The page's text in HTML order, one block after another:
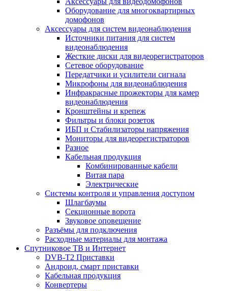
Оборудование для многоквартирных
домофонов
Аксессуары для систем видеонаблюдения
Источники питания для систем
видеонаблюдения
Жесткие диски для видеорегистраторов
Сетевое оборудование
Передатчики и усилители сигнала
Микрофоны для видеонаблюдения
Инфракрасные прожекторы для камер
видеонаблюдения
Кронштейны и крепеж
Фильтры и блоки розеток
ИБП и Стабилизаторы напряжения
Мониторы для видеорегистраторов
Разное
Кабельная продукция
Комбинированные кабели
Витая пара
Электрические
Системы контроля и управления доступом
Шлагбаумы
Секционные ворота
Звуковое оповещение
Разъёмы для подключения
Расходные материалы для монтажа
Спутниковое ТВ и Интернет
DVB-Т2 Приставки
Андроид, смарт приставки
Кабельная продукция
Конвертеры